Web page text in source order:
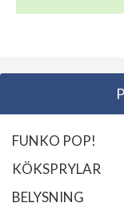
FUNKO POP!
KÖKSPRYLAR
BELYSNING